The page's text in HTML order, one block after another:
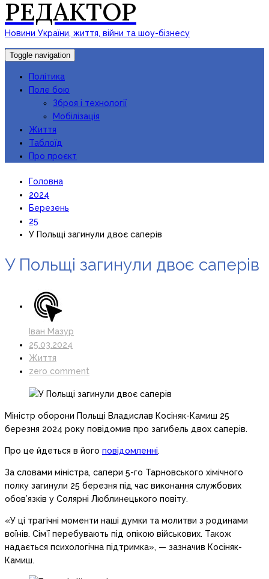
РЕДАКТОР
Новини України, життя, війни та шоу-бізнесу
Toggle navigation
Політика
Поле бою
Зброя і технології
Мобілізація
Життя
Таблоїд
Про проєкт
Головна
2024
Березень
25
У Польщі загинули двоє саперів
У Польщі загинули двоє саперів
Іван Мазур
25.03.2024
Життя
zero comment
Міністр оборони Польщі Владислав Косіняк-Камиш 25
березня 2024 року повідомив про загибель двох саперів.
Про це йдеться в його повідомленні.
За словами міністра, сапери 5-го Тарновського хімічного
полку загинули 25 березня під час виконання службових
обов’язків у Солярні Люблинецького повіту.
«У ці трагічні моменти наші думки та молитви з родинами
воїнів. Сім’ї перебувають під опікою військових. Також
надається психологічна підтримка», — зазначив Косіняк-
Камиш.